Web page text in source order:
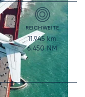
REICHWEITE
11.945km
6.450NM